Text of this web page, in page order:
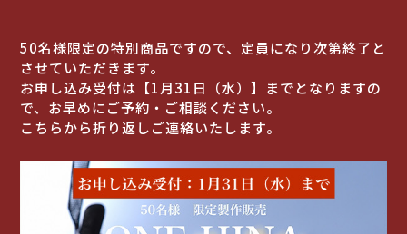
50名様限定の特別商品ですので、定員になり次第終了と
させていただきます。
お申し込み受付は【1月31日（水）】までとなりますの
で、お早めにご予約・ご相談ください。
こちらから折り返しご連絡いたします。